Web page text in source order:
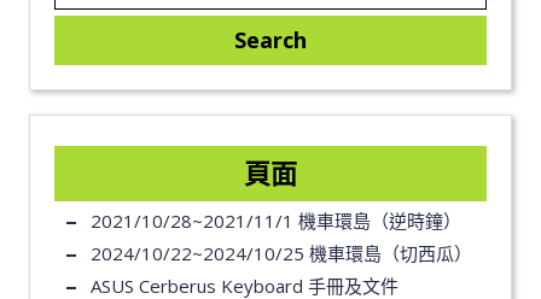
頁面
2021/10/28~2021/11/1 機車環島（逆時鐘）
2024/10/22~2024/10/25 機車環島（切西瓜）
ASUS Cerberus Keyboard 手冊及文件